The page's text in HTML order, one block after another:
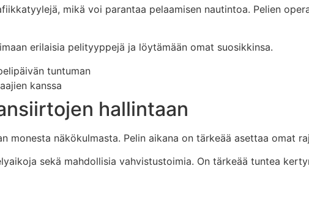
mikä voi parantaa pelaamisen nautintoa. Pelien
erilaisia pelityyppejä ja löytämään omat suosikkinsa.
tuntuman
kanssa
hallintaan
monesta näkökulmasta. Pelin aikana on tärkeää asettaa omat
sekä mahdollisia vahvistustoimia. On tärkeää tuntea